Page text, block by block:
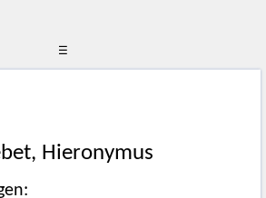
☰
Hieronymus